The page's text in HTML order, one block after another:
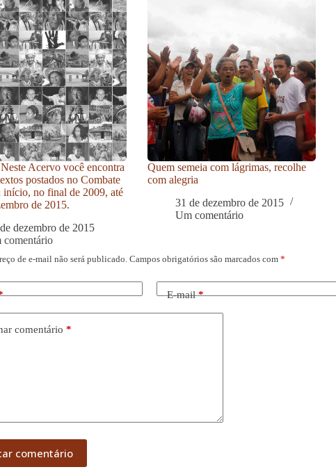
Acervo você encontra
postados no Combate
início, no final de 2009, até
de 2015.
dezembro de 2015
Quem semeia com lágrimas, recolhe
com alegria
31 de dezembro de 2015
Um comentário
comentário
de e-mail não será publicado. Campos obrigatórios são marcados com *
E-mail*
comentário *
comentário